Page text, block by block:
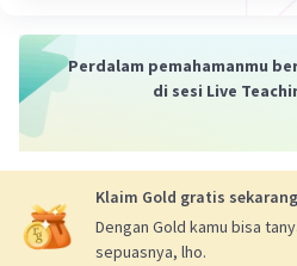
Perdalam pemahamanmu
di sesi Live
Klaim Gold gratis
Dengan Gold kamu bisa
sepuasnya, lho.